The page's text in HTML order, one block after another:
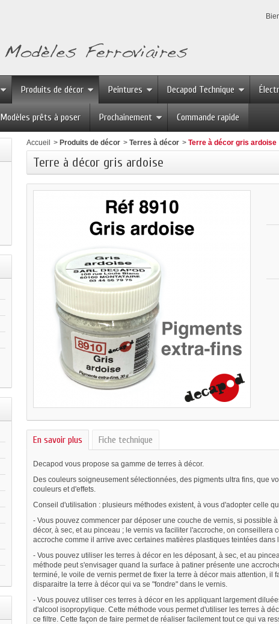
Produits de décor Peintures Decapod Technique
Modèles prêts à poser Prochainement Commande rapide
Accueil > Produits de décor > Terres à décor > Terre à décor gris ardoise
Terre à décor gris ardoise
En savoir plus Fiche technique
Decapod vous propose sa gamme de terres à décor.
Des couleurs soigneusement sélectionnées, des pigments ultra fins, que
couleurs et d'effets.
Conseil d'utilisation : plusieurs méthodes existent, à vous d'adopter celle
- Vous pouvez commencer par déposer une couche de vernis, si possible
décor, à sec, et au pinceau ; le vernis va faciliter l'accroche, on
accroche comme il arrive avec certaines matières plastiques teintées dans
- Vous pouvez utiliser les terres à décor en les déposant, à sec, et au
méthode peut s'envisager quand la surface à patiner présente une
terminé, le voile de vernis permet de fixer la terre à décor mais attention,
disparaitre la terre à décor qui va se "fondre" dans le vernis.
- Vous pouvez utiliser ces terres à décor en les appliquant largement
d'alcool isopropylique. Cette méthode vous permet d'utiliser les terres à
ce filtre. Cette façon de faire permet de réaliser facilement tout ce qui va